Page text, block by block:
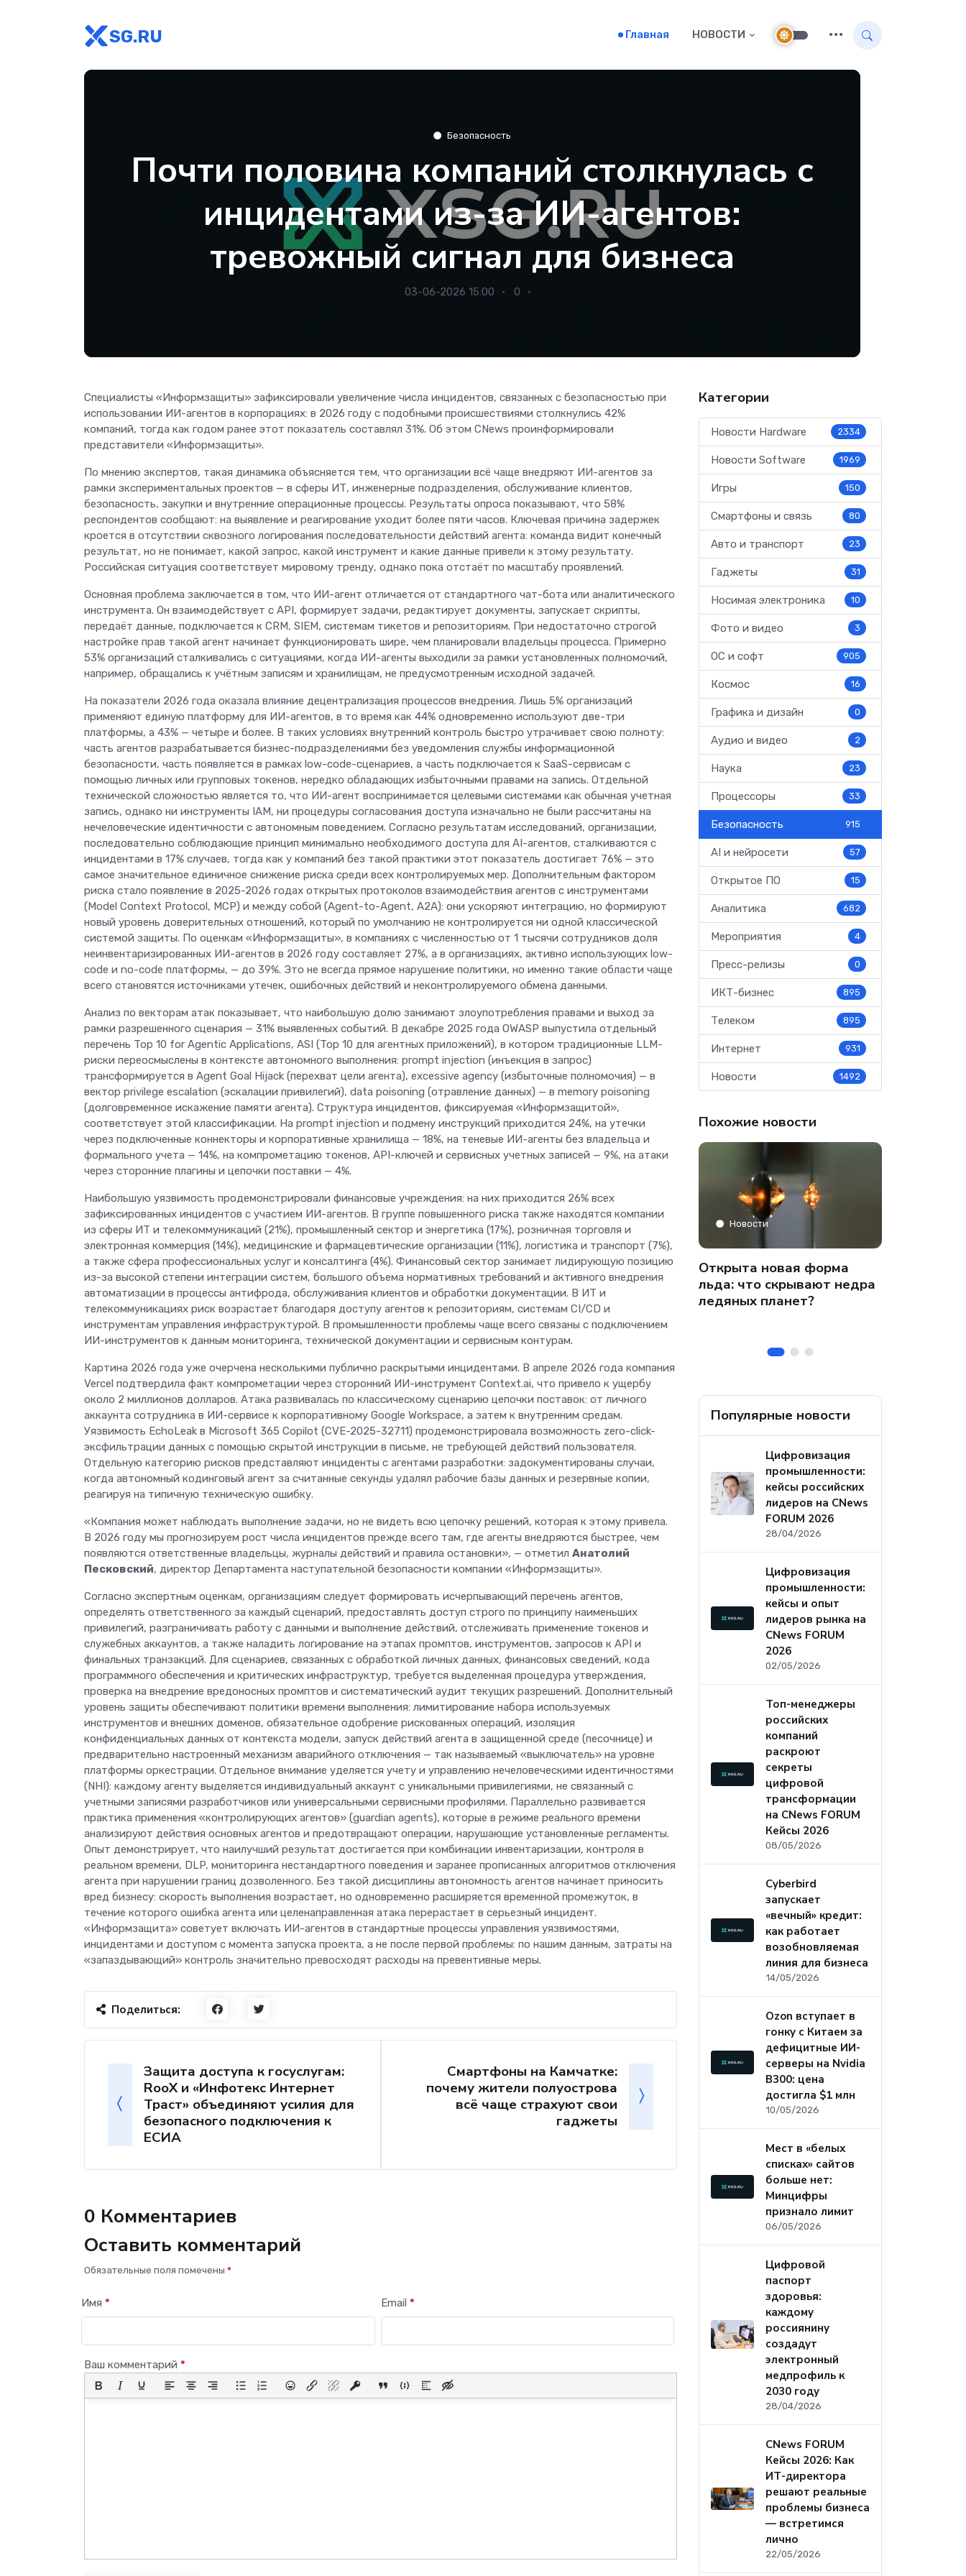
SG.RU Главная НОВОСТИ
Безопасность
Почти половина компаний столкнулась с
инцидентами из-за ИИ-агентов:
тревожный сигнал для бизнеса
03-06-2026 15:00 0
Специалисты «Информзащиты» зафиксировали увеличение числа инцидентов, связанных с безопасностью при
использовании ИИ-агентов в корпорациях: в 2026 году с подобными происшествиями столкнулись 42%
компаний, тогда как годом ранее этот показатель составлял 31%. Об этом CNews проинформировали
представители «Информзащиты».
По мнению экспертов, такая динамика объясняется тем, что организации всё чаще внедряют ИИ-агентов за
рамки экспериментальных проектов — в сферы ИТ, инженерные подразделения, обслуживание клиентов,
безопасность, закупки и внутренние операционные процессы. Результаты опроса показывают, что 58%
респондентов сообщают: на выявление и реагирование уходит более пяти часов. Ключевая причина задержек
кроется в отсутствии сквозного логирования последовательности действий агента: команда видит конечный
результат, но не понимает, какой запрос, какой инструмент и какие данные привели к этому результату.
Российская ситуация соответствует мировому тренду, однако пока отстаёт по масштабу проявлений.
Основная проблема заключается в том, что ИИ-агент отличается от стандартного чат-бота или аналитического
инструмента. Он взаимодействует с API, формирует задачи, редактирует документы, запускает скрипты,
передаёт данные, подключается к CRM, SIEM, системам тикетов и репозиториям. При недостаточно строгой
настройке прав такой агент начинает функционировать шире, чем планировали владельцы процесса. Примерно
53% организаций сталкивались с ситуациями, когда ИИ-агенты выходили за рамки установленных полномочий,
например, обращались к учётным записям и хранилищам, не предусмотренным исходной задачей.
На показатели 2026 года оказала влияние децентрализация процессов внедрения. Лишь 5% организаций
применяют единую платформу для ИИ-агентов, в то время как 44% одновременно используют две-три
платформы, а 43% — четыре и более. В таких условиях внутренний контроль быстро утрачивает свою полноту:
часть агентов разрабатывается бизнес-подразделениями без уведомления службы информационной
безопасности, часть появляется в рамках low-code-сценариев, а часть подключается к SaaS-сервисам с
помощью личных или групповых токенов, нередко обладающих избыточными правами на запись. Отдельной
технической сложностью является то, что ИИ-агент воспринимается целевыми системами как обычная учетная
запись, однако ни инструменты IAM, ни процедуры согласования доступа изначально не были рассчитаны на
нечеловеческие идентичности с автономным поведением. Согласно результатам исследований, организации,
последовательно соблюдающие принцип минимально необходимого доступа для AI-агентов, сталкиваются с
инцидентами в 17% случаев, тогда как у компаний без такой практики этот показатель достигает 76% — это
самое значительное единичное снижение риска среди всех контролируемых мер. Дополнительным фактором
риска стало появление в 2025-2026 годах открытых протоколов взаимодействия агентов с инструментами
(Model Context Protocol, MCP) и между собой (Agent-to-Agent, A2A): они ускоряют интеграцию, но формируют
новый уровень доверительных отношений, который по умолчанию не контролируется ни одной классической
системой защиты. По оценкам «Информзащиты», в компаниях с численностью от 1 тысячи сотрудников доля
неинвентаризированных ИИ-агентов в 2026 году составляет 27%, а в организациях, активно использующих low-
code и no-code платформы, — до 39%. Это не всегда прямое нарушение политики, но именно такие области чаще
всего становятся источниками утечек, ошибочных действий и неконтролируемого обмена данными.
Анализ по векторам атак показывает, что наибольшую долю занимают злоупотребления правами и выход за
рамки разрешенного сценария — 31% выявленных событий. В декабре 2025 года OWASP выпустила отдельный
перечень Top 10 for Agentic Applications, ASI (Top 10 для агентных приложений), в котором традиционные LLM-
риски переосмыслены в контексте автономного выполнения: prompt injection (инъекция в запрос)
трансформируется в Agent Goal Hijack (перехват цели агента), excessive agency (избыточные полномочия) — в
вектор privilege escalation (эскалации привилегий), data poisoning (отравление данных) — в memory poisoning
(долговременное искажение памяти агента). Структура инцидентов, фиксируемая «Информзащитой»,
соответствует этой классификации. На prompt injection и подмену инструкций приходится 24%, на утечки
через подключенные коннекторы и корпоративные хранилища — 18%, на теневые ИИ-агенты без владельца и
формального учета — 14%, на компрометацию токенов, API-ключей и сервисных учетных записей — 9%, на атаки
через сторонние плагины и цепочки поставки — 4%.
Наибольшую уязвимость продемонстрировали финансовые учреждения: на них приходится 26% всех
зафиксированных инцидентов с участием ИИ-агентов. В группе повышенного риска также находятся компании
из сферы ИТ и телекоммуникаций (21%), промышленный сектор и энергетика (17%), розничная торговля и
электронная коммерция (14%), медицинские и фармацевтические организации (11%), логистика и транспорт (7%),
а также сфера профессиональных услуг и консалтинга (4%). Финансовый сектор занимает лидирующую позицию
из-за высокой степени интеграции систем, большого объема нормативных требований и активного внедрения
автоматизации в процессы антифрода, обслуживания клиентов и обработки документации. В ИТ и
телекоммуникациях риск возрастает благодаря доступу агентов к репозиториям, системам CI/CD и
инструментам управления инфраструктурой. В промышленности проблемы чаще всего связаны с подключением
ИИ-инструментов к данным мониторинга, технической документации и сервисным контурам.
Картина 2026 года уже очерчена несколькими публично раскрытыми инцидентами. В апреле 2026 года компания
Vercel подтвердила факт компрометации через сторонний ИИ-инструмент Context.ai, что привело к ущербу
около 2 миллионов долларов. Атака развивалась по классическому сценарию цепочки поставок: от личного
аккаунта сотрудника в ИИ-сервисе к корпоративному Google Workspace, а затем к внутренним средам.
Уязвимость EchoLeak в Microsoft 365 Copilot (CVE-2025-32711) продемонстрировала возможность zero-click-
эксфильтрации данных с помощью скрытой инструкции в письме, не требующей действий пользователя.
Отдельную категорию рисков представляют инциденты с агентами разработки: задокументированы случаи,
когда автономный кодинговый агент за считанные секунды удалял рабочие базы данных и резервные копии,
реагируя на типичную техническую ошибку.
«Компания может наблюдать выполнение задачи, но не видеть всю цепочку решений, которая к этому привела.
В 2026 году мы прогнозируем рост числа инцидентов прежде всего там, где агенты внедряются быстрее, чем
появляются ответственные владельцы, журналы действий и правила остановки», — отметил Анатолий
Песковский, директор Департамента наступательной безопасности компании «Информзащиты».
Согласно экспертным оценкам, организациям следует формировать исчерпывающий перечень агентов,
определять ответственного за каждый сценарий, предоставлять доступ строго по принципу наименьших
привилегий, разграничивать работу с данными и выполнение действий, отслеживать применение токенов и
служебных аккаунтов, а также наладить логирование на этапах промптов, инструментов, запросов к API и
финальных транзакций. Для сценариев, связанных с обработкой личных данных, финансовых сведений, кода
программного обеспечения и критических инфраструктур, требуется выделенная процедура утверждения,
проверка на внедрение вредоносных промптов и систематический аудит текущих разрешений. Дополнительный
уровень защиты обеспечивают политики времени выполнения: лимитирование набора используемых
инструментов и внешних доменов, обязательное одобрение рискованных операций, изоляция
конфиденциальных данных от контекста модели, запуск действий агента в защищенной среде (песочнице) и
предварительно настроенный механизм аварийного отключения — так называемый «выключатель» на уровне
платформы оркестрации. Отдельное внимание уделяется учету и управлению нечеловеческими идентичностями
(NHI): каждому агенту выделяется индивидуальный аккаунт с уникальными привилегиями, не связанный с
учетными записями разработчиков или универсальными сервисными профилями. Параллельно развивается
практика применения «контролирующих агентов» (guardian agents), которые в режиме реального времени
анализируют действия основных агентов и предотвращают операции, нарушающие установленные регламенты.
Опыт демонстрирует, что наилучший результат достигается при комбинации инвентаризации, контроля в
реальном времени, DLP, мониторинга нестандартного поведения и заранее прописанных алгоритмов отключения
агента при нарушении границ дозволенного. Без такой дисциплины автономность агентов начинает приносить
вред бизнесу: скорость выполнения возрастает, но одновременно расширяется временной промежуток, в
течение которого ошибка агента или целенаправленная атака перерастает в серьезный инцидент.
«Информзащита» советует включать ИИ-агентов в стандартные процессы управления уязвимостями,
инцидентами и доступом с момента запуска проекта, а не после первой проблемы: по нашим данным, затраты на
«запаздывающий» контроль значительно превосходят расходы на превентивные меры.
Поделиться:
Защита доступа к госуслугам:
RooX и «Инфотекс Интернет
Траст» объединяют усилия для
безопасного подключения к
ЕСИА
Смартфоны на Камчатке:
почему жители полуострова
всё чаще страхуют свои
гаджеты
0 Комментариев
Оставить комментарий
Обязательные поля помечены *
Имя * Email *
Ваш комментарий *
Категории
Новости Hardware 2334
Новости Software 1969
Игры 150
Смартфоны и связь 80
Авто и транспорт 23
Гаджеты 31
Носимая электроника 10
Фото и видео 3
ОС и софт 905
Космос 16
Графика и дизайн 0
Аудио и видео 2
Наука 23
Процессоры 33
Безопасность 915
AI и нейросети 57
Открытое ПО 15
Аналитика 682
Мероприятия 4
Пресс-релизы 0
ИКТ-бизнес 895
Телеком 895
Интернет 931
Новости 1492
Похожие новости
Телеком
Больше не «ловите» только
на вокзалах: «МегаФон»
прокачал интернет на
всем пути от Минеральных
Вод до Кисловодска
Новости
Открыта новая форма
льда: что скрывают недра
ледяных планет?
Популярные новости
Цифровизация
промышленности:
кейсы российских
лидеров на CNews
FORUM 2026
28/04/2026
Цифровизация
промышленности:
кейсы и опыт
лидеров рынка на
CNews FORUM
2026
02/05/2026
Топ-менеджеры
российских
компаний
раскроют
секреты
цифровой
трансформации
на CNews FORUM
Кейсы 2026
08/05/2026
Cyberbird
запускает
«вечный» кредит:
как работает
возобновляемая
линия для бизнеса
14/05/2026
Ozon вступает в
гонку с Китаем за
дефицитные ИИ-
серверы на Nvidia
B300: цена
достигла $1 млн
10/05/2026
Мест в «белых
списках» сайтов
больше нет:
Минцифры
признало лимит
06/05/2026
Цифровой
паспорт
здоровья:
каждому
россиянину
создадут
электронный
медпрофиль к
2030 году
28/04/2026
CNews FORUM
Кейсы 2026: Как
ИТ-директора
решают реальные
проблемы бизнеса
— встретимся
лично
22/05/2026